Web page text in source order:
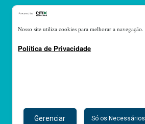
Nosso site utiliza cookies para melhorar a navegação.
Política de Privacidade
Gerenciar Só os Necessários